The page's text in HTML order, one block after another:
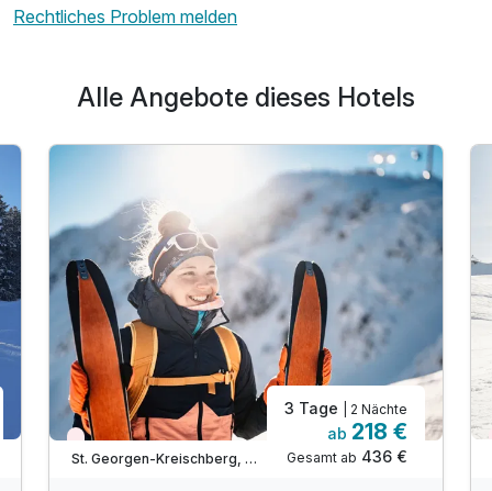
Rechtliches Problem melden
Alle Angebote dieses Hotels
Wieder frei ab Dezember
St. Georgen-Kreischberg, Murtal
3 Tage | 2 Nächte
ab 218 €
Gesamt ab 436 €